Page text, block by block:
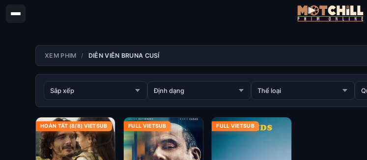
XEM PHIM DIỄN VIÊN BRUNA CUSÍ
HOÀN TẤT (8/8) VIETSUB FULL VIETSUB FULL VIETSUB